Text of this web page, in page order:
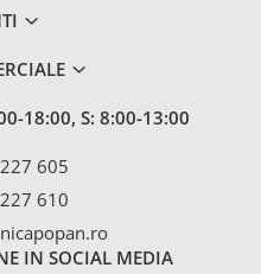
18:00, S: 8:00-13:00
605
610
IN SOCIAL MEDIA